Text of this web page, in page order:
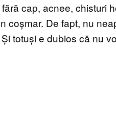
cap, acnee, chisturi
coșmar. De fapt, nu
totuși e dubios că nu